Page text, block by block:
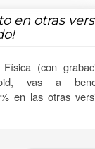
en otras
(con
vas a
en las otras